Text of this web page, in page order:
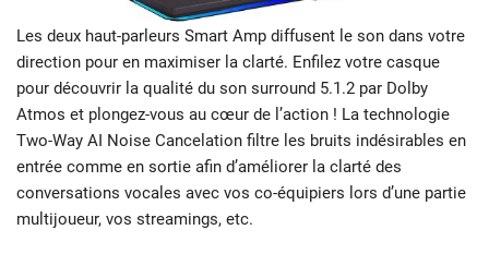
Les deux haut-parleurs Smart Amp diffusent le son dans votre
direction pour en maximiser la clarté. Enfilez votre casque
pour découvrir la qualité du son surround 5.1.2 par Dolby
Atmos et plongez-vous au cœur de l’action ! La technologie
Two-Way AI Noise Cancelation filtre les bruits indésirables en
entrée comme en sortie afin d’améliorer la clarté des
conversations vocales avec vos co-équipiers lors d’une partie
multijoueur, vos streamings, etc.